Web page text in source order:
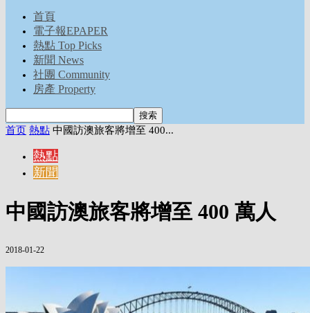
首頁
電子報EPAPER
熱點 Top Picks
新聞 News
社團 Community
房產 Property
首页 熱點 中國訪澳旅客將增至 400...
熱點
新聞
中國訪澳旅客將增至 400 萬人
2018-01-22